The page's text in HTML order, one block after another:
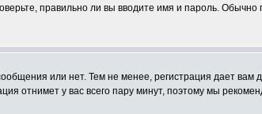
правильно ли вы вводите имя и пароль.
или нет. Тем не менее, регистрация дает вам
отнимет у вас всего пару минут, поэтому мы